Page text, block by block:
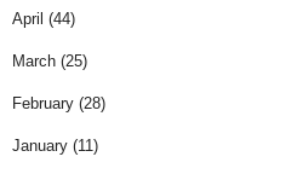
April (44)
March (25)
February (28)
January (11)